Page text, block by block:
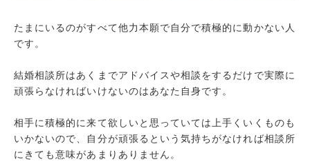
たまにいるのがすべて他力本願で自分で積極的に動かない人
です。
結婚相談所はあくまでアドバイスや相談をするだけで実際に
頑張らなければいけないのはあなた自身です。
相手に積極的に来て欲しいと思っていては上手くいくものも
いかないので、自分が頑張るという気持ちがなければ相談所
にきても意味があまりありません。